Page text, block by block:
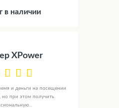
в наличии
XPower
и деньги на посещении
но при этом получить